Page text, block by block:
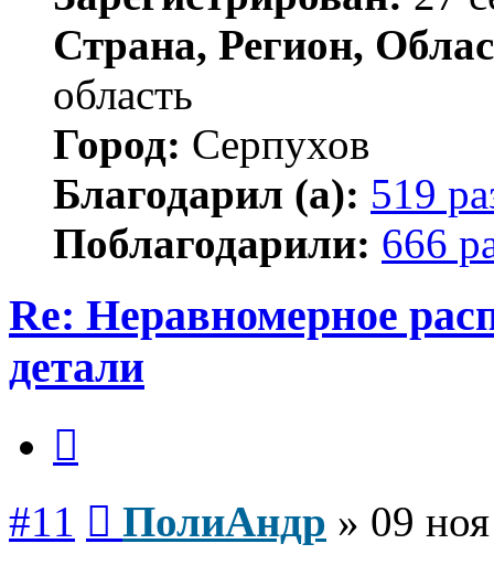
Страна, Регион,
область
Город: Серпухов
Благодарил (а): 519
Поблагодарили: 666
Re: Неравномерное
детали
#11 ПолиАндр » 09